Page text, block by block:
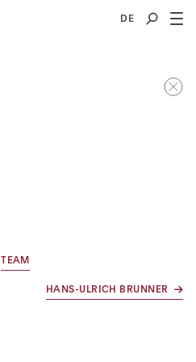
DE
TEAM
HANS-ULRICH BRUNNER